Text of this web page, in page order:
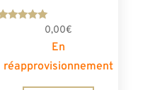
0,00€
En
réapprovisionnement